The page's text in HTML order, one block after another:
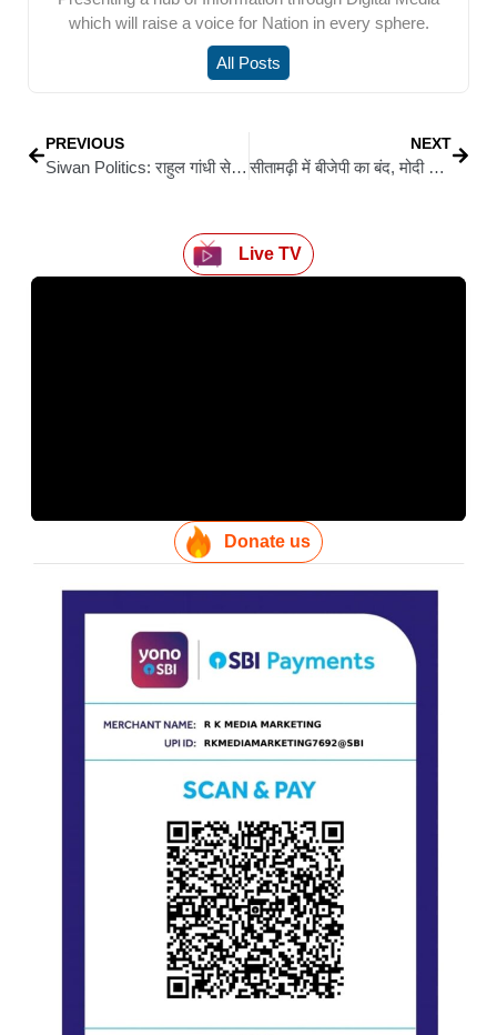
which will raise a voice for Nation in every sphere.
All Posts
PREVIOUS
Siwan Politics: राहुल गांधी से मिले सीवान के समाजसेवी जमशेद अली
NEXT
सीतामढ़ी में बीजेपी का बंद, मोदी की मां को गाली देने पर आक्रोश
Live TV
Donate us